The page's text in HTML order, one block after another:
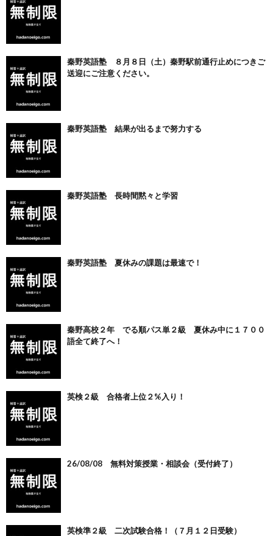
秦野英語塾 ８月８日（土）秦野駅前通行止めにつきご
送迎にご注意ください。
秦野英語塾 結果が出るまで努力する
秦野英語塾 長時間黙々と学習
秦野英語塾 夏休みの課題は最速で！
秦野高校２年 でる順パス単２級 夏休み中に１７００
語全て終了へ！
英検２級 合格者上位２%入り！
26/08/08 無料対策授業・相談会（受付終了）
英検準２級 二次試験合格！（７月１２日受験）